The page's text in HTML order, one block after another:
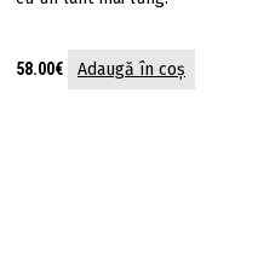
58.00€ Adaugă în coș